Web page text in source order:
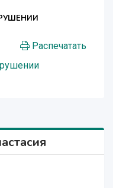
Распечатать